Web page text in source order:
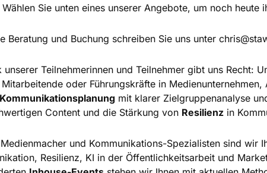
Wählen Sie unten eines unserer Angebote, um noch heute
Beratung und Buchung schreiben Sie uns unter
unserer Teilnehmerinnen und Teilnehmer gibt uns Recht:
oder Führungskräfte in
mit klarer Zielgruppenanalyse
Content und die Stärkung von Resilienz in
und Kommunikations-Spezialisten sind
Resilienz, KI in der Öffentlichkeitsarbeit und